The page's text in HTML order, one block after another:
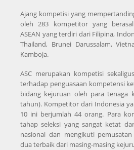
Ajang kompetisi yang
oleh 283 kompetitor yang
ASEAN yang terdiri dari Filipina,
Thailand, Brunei Darussalam,
Kamboja.
ASC merupakan kompetisi
terhadap penguasaan kompetensi
bidang kejuruan oleh para tenaga
tahun). Kompetitor dari Indonesia
10 ini berjumlah 44 orang. Para
tahap seleksi yang sangat ketat
nasional dan mengikuti
dua terbaik dari masing-masing